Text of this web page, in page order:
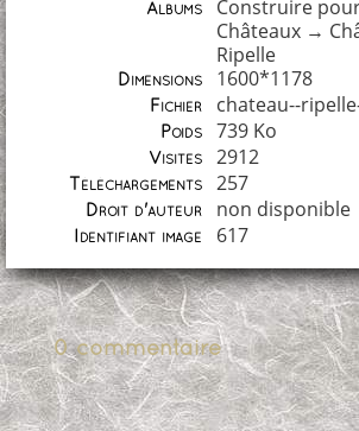
Albums Construire
Châteaux→
Ripelle
Dimensions 1600*1178
Fichier chateau--
Poids 739 Ko
Visites 2912
Téléchargements 257
Droit d'auteur non disponible
Identifiant image 617
0 commentaire